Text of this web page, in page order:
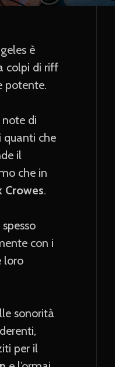
è
colpi di riff
potente.
di
quanti che
il
che in
Crowes.
con i
loro
sonorità
per il